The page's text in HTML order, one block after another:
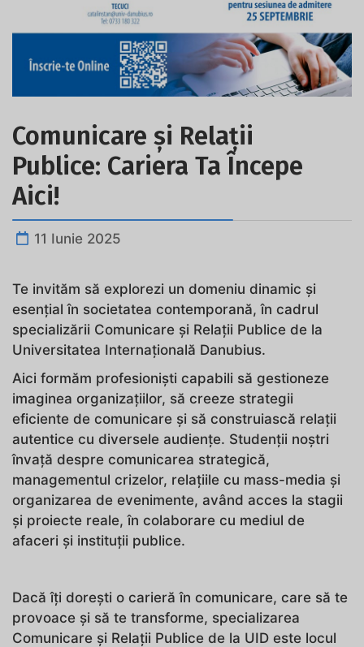
Comunicare și Relații
Publice: Cariera Ta Începe
Aici!
11 Iunie 2025
Te invităm să explorezi un domeniu dinamic și
esențial în societatea contemporană, în cadrul
specializării Comunicare și Relații Publice de la
Universitatea Internațională Danubius.
Aici formăm profesioniști capabili să gestioneze
imaginea organizațiilor, să creeze strategii
eficiente de comunicare și să construiască relații
autentice cu diversele audiențe. Studenții noștri
învață despre comunicarea strategică,
managementul crizelor, relațiile cu mass-media și
organizarea de evenimente, având acces la stagii
și proiecte reale, în colaborare cu mediul de
afaceri și instituții publice.
Dacă îți dorești o carieră în comunicare, care să te
provoace și să te transforme, specializarea
Comunicare și Relații Publice de la UID este locul